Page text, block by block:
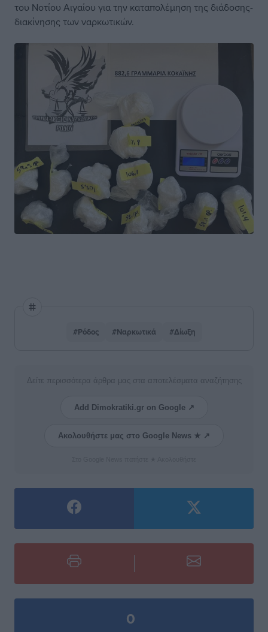
του Νοτίου Αιγαίου για την καταπολέμηση της διάδοσης-
διακίνησης των ναρκωτικών.
#Ρόδος #Ναρκωτικά #Δίωξη
Δείτε περισσότερα άρθρα μας στα αποτελέσματα αναζήτησης
Add Dimokratiki.gr on Google ↗
Ακολουθήστε μας στο Google News ★ ↗
0